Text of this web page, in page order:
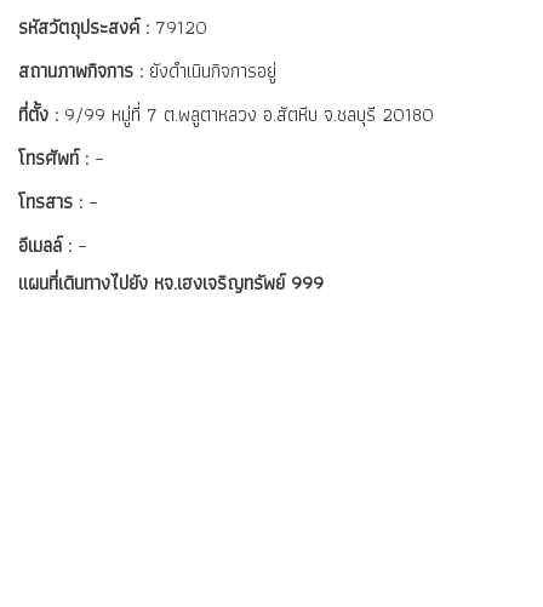
รหัสวัตถุประสงค์ : 79120
สถานภาพกิจการ : ยังดำเนินกิจการอยู่
ที่ตั้ง : 9/99 หมู่ที่ 7 ต.พลูตาหลวง อ.สัตหีบ จ.ชลบุรี 20180
โทรศัพท์ : –
โทรสาร : –
อีเมลล์ : –
แผนที่เดินทางไปยัง หจ.เฮงเจริญทรัพย์ 999